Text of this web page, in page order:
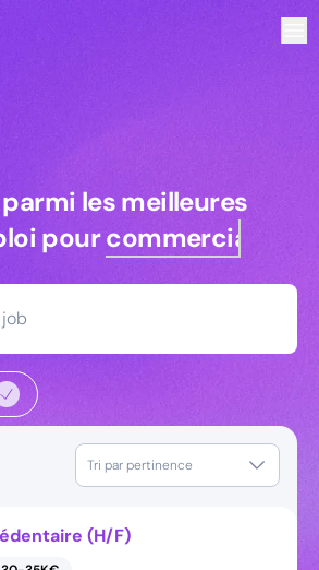
les meilleures
les meilleures
pourcommerciaux
Tri par pertinence
(H/F)